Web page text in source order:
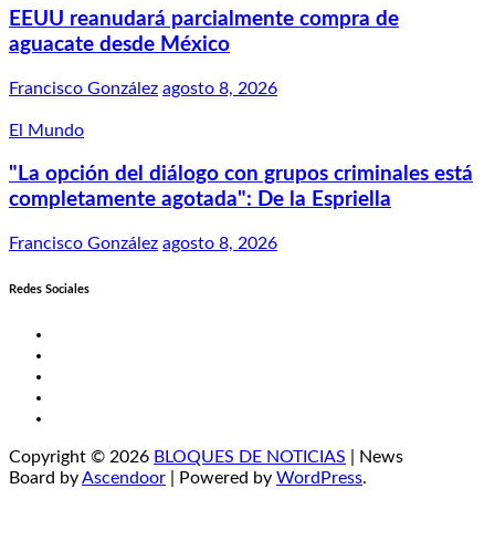
EEUU reanudará parcialmente compra de
aguacate desde México
Francisco González agosto 8, 2026
El Mundo
"La opción del diálogo con grupos criminales está
completamente agotada": De la Espriella
Francisco González agosto 8, 2026
Redes Sociales
Copyright © 2026 BLOQUES DE NOTICIAS | News
Board byAscendoor | Powered by WordPress.